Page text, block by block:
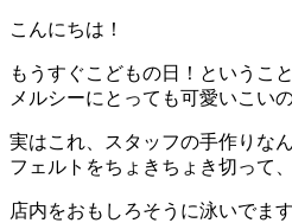
こんにちは！
もうすぐこどもの日！ということ
メルシーにとっても可愛いこい
実はこれ、スタッフの手作りなん
フェルトをちょきちょき切って
店内をおもしろそうに泳いでま